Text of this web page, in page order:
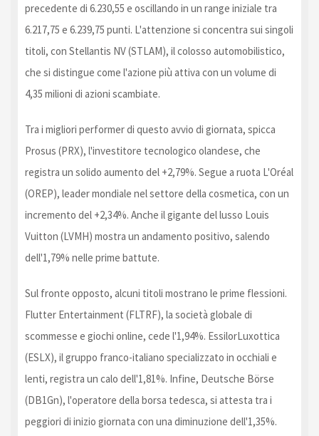
precedente di 6.230,55 e oscillando in un range iniziale tra
6.217,75 e 6.239,75 punti. L'attenzione si concentra sui singoli
titoli, con Stellantis NV (STLAM), il colosso automobilistico,
che si distingue come l'azione più attiva con un volume di
4,35 milioni di azioni scambiate.
Tra i migliori performer di questo avvio di giornata, spicca
Prosus (PRX), l'investitore tecnologico olandese, che
registra un solido aumento del +2,79%. Segue a ruota L'Oréal
(OREP), leader mondiale nel settore della cosmetica, con un
incremento del +2,34%. Anche il gigante del lusso Louis
Vuitton (LVMH) mostra un andamento positivo, salendo
dell'1,79% nelle prime battute.
Sul fronte opposto, alcuni titoli mostrano le prime flessioni.
Flutter Entertainment (FLTRF), la società globale di
scommesse e giochi online, cede l'1,94%. EssilorLuxottica
(ESLX), il gruppo franco-italiano specializzato in occhiali e
lenti, registra un calo dell'1,81%. Infine, Deutsche Börse
(DB1Gn), l'operatore della borsa tedesca, si attesta tra i
peggiori di inizio giornata con una diminuzione dell'1,35%.